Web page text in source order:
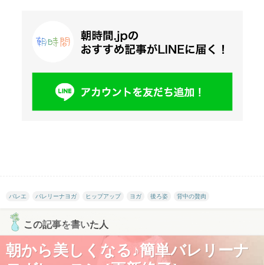
バレエ バレリーナヨガ ヒップアップ ヨガ 後ろ姿 背中の贅肉
この記事を書いた人
朝から美しくなる♪簡単バレリーナ